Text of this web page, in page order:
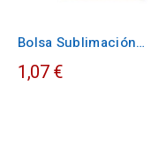
Bolsa Sublimación
Prosum
1,07 €